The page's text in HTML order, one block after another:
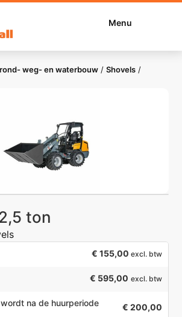
Menu
weg- en waterbouw /Shovels /
ton
€ 155,00 excl. btw
€ 595,00 excl. btw
na de huurperiode
€ 200,00